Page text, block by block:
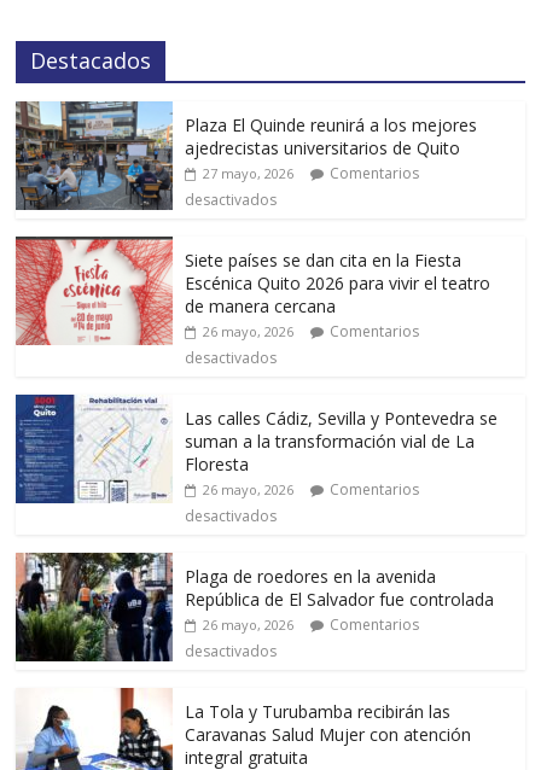
Destacados
Plaza El Quinde reunirá a los mejores
ajedrecistas universitarios de Quito
27 mayo, 2026
Comentarios
desactivados
Siete países se dan cita en la Fiesta
Escénica Quito 2026 para vivir el teatro
de manera cercana
26 mayo, 2026
Comentarios
desactivados
Las calles Cádiz, Sevilla y Pontevedra se
suman a la transformación vial de La
Floresta
26 mayo, 2026
Comentarios
desactivados
Plaga de roedores en la avenida
República de El Salvador fue controlada
26 mayo, 2026
Comentarios
desactivados
La Tola y Turubamba recibirán las
Caravanas Salud Mujer con atención
integral gratuita